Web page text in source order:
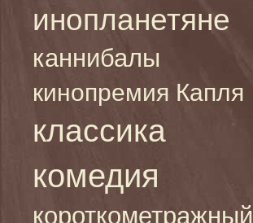
инопланетяне
каннибалы
кинопремия Капля
классика
комедия
короткометражный